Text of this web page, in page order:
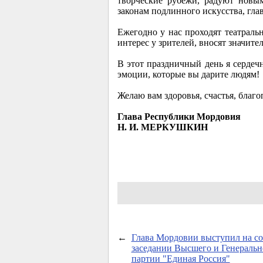
законам подлинного искусства,
Ежегодно у нас проходят
интерес у зрителей, вносят
В этот праздничный день я
эмоции, которые вы дарите людям!
Желаю вам здоровья, счастья,
Глава Республики Мордовия
Н. И. МЕРКУШКИН
←
Глава Мордовии выступил на
заседании Высшего и
партии "Единая Россия"